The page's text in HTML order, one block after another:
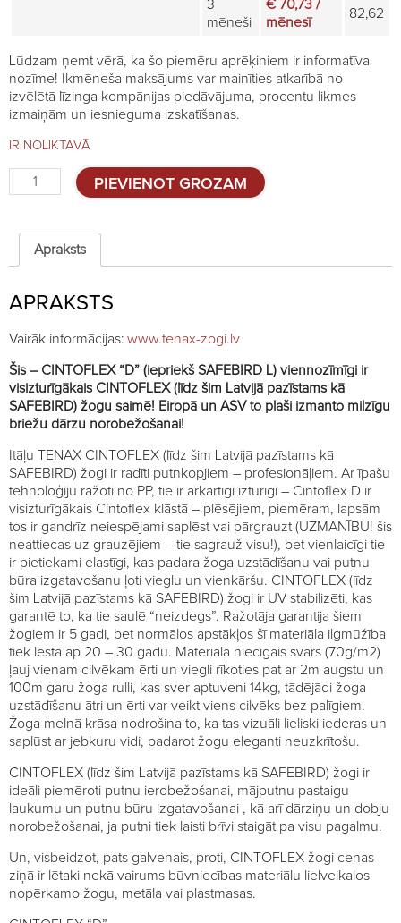
3
mēneši
€ 70,73 /
mēnesī
82,62
Lūdzam ņemt vērā, ka šo piemēru aprēķiniem ir informatīva
nozīme! Ikmēneša maksājums var mainīties atkarībā no
izvēlētā līzinga kompānijas piedāvājuma, procentu likmes
izmaiņām un iesnieguma izskatīšanas.
IR NOLIKTAVĀ
Žogs
CINTOFLEX
augstums:
1.5m,
rullis
quantity
PIEVIENOT GROZAM
Apraksts
APRAKSTS
Vairāk informācijas: www.tenax-zogi.lv
Šis – CINTOFLEX “D” (iepriekš SAFEBIRD L) viennozīmīgi ir
visizturīgākais CINTOFLEX (līdz šim Latvijā pazīstams kā
SAFEBIRD) žogu saimē! Eiropā un ASV to plaši izmanto milzīgu
briežu dārzu norobežošanai!
Itāļu TENAX CINTOFLEX (līdz šim Latvijā pazīstams kā
SAFEBIRD) žogi ir radīti putnkopjiem – profesionāļiem. Ar īpašu
tehnoloģiju ražoti no PP, tie ir ārkārtīgi izturīgi – Cintoflex D ir
visizturīgākais Cintoflex klāstā – plēsējiem, piemēram, lapsām
tos ir gandrīz neiespējami saplēst vai pārgrauzt (UZMANĪBU! šis
neattiecas uz grauzējiem – tie sagrauž visu!), bet vienlaicīgi tie
ir pietiekami elastīgi, kas padara žoga uzstādīšanu vai putnu
būra izgatavošanu ļoti vieglu un vienkāršu. CINTOFLEX (līdz
šim Latvijā pazīstams kā SAFEBIRD) žogi ir UV stabilizēti, kas
garantē to, ka tie saulē “neizdegs”. Ražotāja garantija šiem
žogiem ir 5 gadi, bet normālos apstākļos šī materiāla ilgmūžība
tiek lēsta ap 20 – 30 gadu. Materiāla niecīgais svars (70g/m2)
ļauj vienam cilvēkam ērti un viegli rīkoties pat ar 2m augstu un
100m garu žoga rulli, kas sver aptuveni 14kg, tādējādi žoga
uzstādīšanu ātri un ērti var veikt viens cilvēks bez palīgiem.
Žoga melnā krāsa nodrošina to, ka tas vizuāli lieliski iederas un
saplūst ar jebkuru vidi, padarot žogu eleganti neuzkrītošu.
CINTOFLEX (līdz šim Latvijā pazīstams kā SAFEBIRD) žogi ir
ideāli piemēroti putnu ierobežošanai, mājputnu pastaigu
laukumu un putnu būru izgatavošanai , kā arī dārziņu un dobju
norobežošanai, ja putni tiek laisti brīvi staigāt pa visu pagalmu.
Un, visbeidzot, pats galvenais, proti, CINTOFLEX žogi cenas
ziņā ir lētaki nekā vairums būvniecības materiālu lielveikalos
nopērkamo žogu, metāla vai plastmasas.